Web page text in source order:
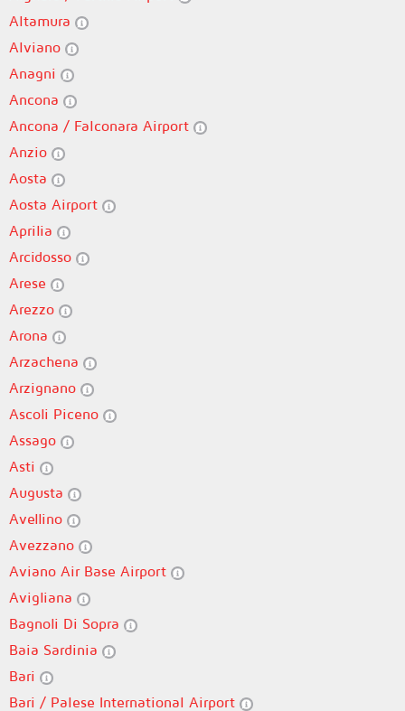
Altamura
Alviano
Anagni
Ancona
Ancona / Falconara Airport
Anzio
Aosta
Aosta Airport
Aprilia
Arcidosso
Arese
Arezzo
Arona
Arzachena
Arzignano
Ascoli Piceno
Assago
Asti
Augusta
Avellino
Avezzano
Aviano Air Base Airport
Avigliana
Bagnoli Di Sopra
Baia Sardinia
Bari
Bari / Palese International Airport